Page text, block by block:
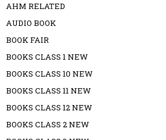
AHM RELATED
AUDIO BOOK
BOOK FAIR
BOOKS CLASS 1 NEW
BOOKS CLASS 10 NEW
BOOKS CLASS 11 NEW
BOOKS CLASS 12 NEW
BOOKS CLASS 2 NEW